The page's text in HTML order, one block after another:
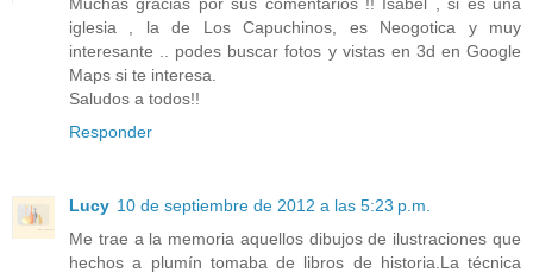
iglesia , la de Los Capuchinos, es Neogotica y muy
interesante .. podes buscar fotos y vistas en 3d en Google
Maps si te interesa.
Saludos a todos!!
Responder
Lucy 10 de septiembre de 2012 a las 5:23 p.m.
Me trae a la memoria aquellos dibujos de ilustraciones que
hechos a plumín tomaba de libros de historia.La técnica